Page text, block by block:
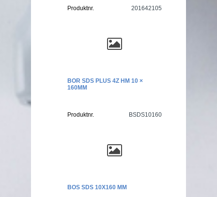
Produktnr. 201642105
BOR SDS PLUS 4Z HM 10 ×
160MM
Produktnr. BSDS10160
BOS SDS 10X160 MM